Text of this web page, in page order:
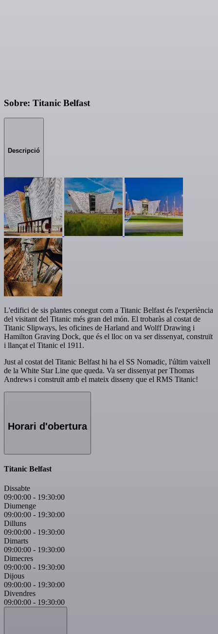
Sobre: Titanic Belfast
Descripció
L'edifici de sis plantes conegut com a Titanic Belfast és l'experiència
del visitant del Titanic més gran del món. El trobaràs al costat de
Titanic Slipways, les oficines de Harland and Wolff Drawing i
Hamilton Graving Dock, que és el lloc on va ser dissenyat, construït
i llançat el Titanic el 1911.
Just al costat del Titanic Belfast hi ha el SS Nomadic, l'últim vaixell
de la White Star Line que queda. Va ser dissenyat per Thomas
Andrews i construït amb el mateix disseny que el RMS Titanic!
Horari d'obertura
Titanic Belfast
Dissabte
09:00:00 - 19:30:00
Diumenge
09:00:00 - 19:30:00
Dilluns
09:00:00 - 19:30:00
Dimarts
09:00:00 - 19:30:00
Dimecres
09:00:00 - 19:30:00
Dijous
09:00:00 - 19:30:00
Divendres
09:00:00 - 19:30:00